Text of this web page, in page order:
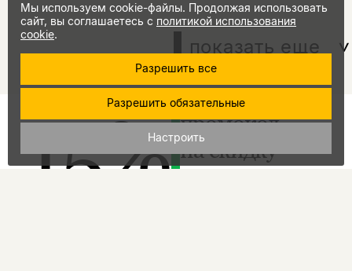
показать еще
15% промокод
на скидку
Мы используем cookie-файлы. Продолжая использовать
сайт, вы соглашаетесь с политикой использования
cookie.
Разрешить все
Разрешить обязательные
Настроить